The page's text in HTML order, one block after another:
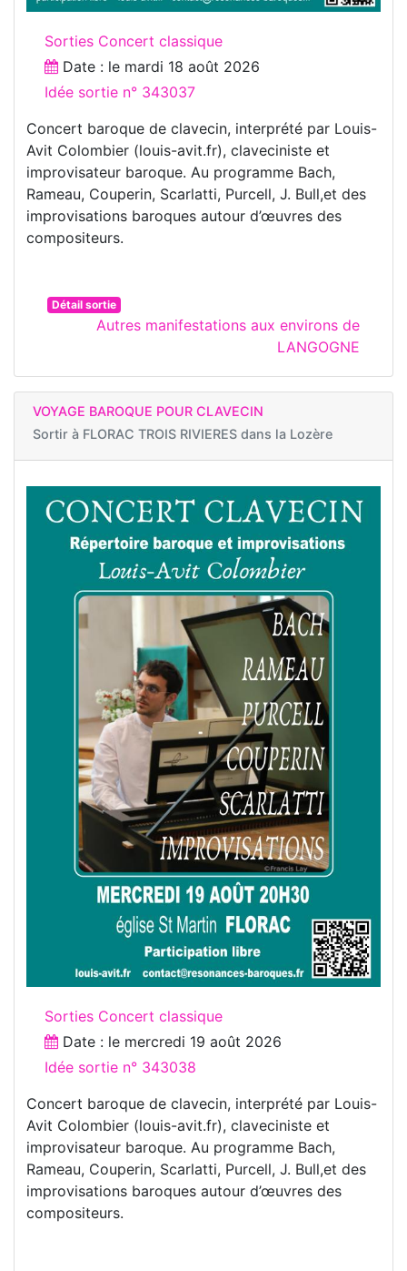
Sorties Concert classique
Date : le mardi 18 août 2026
Idée sortie n° 343037
Concert baroque de clavecin, interprété par Louis-
Avit Colombier (louis-avit.fr), claveciniste et
improvisateur baroque. Au programme Bach,
Rameau, Couperin, Scarlatti, Purcell, J. Bull,et des
improvisations baroques autour d’œuvres des
compositeurs.
Détail sortie
Autres manifestations aux environs de
LANGOGNE
VOYAGE BAROQUE POUR CLAVECIN
Sortir à FLORAC TROIS RIVIERES dans la Lozère
Sorties Concert classique
Date : le mercredi 19 août 2026
Idée sortie n° 343038
Concert baroque de clavecin, interprété par Louis-
Avit Colombier (louis-avit.fr), claveciniste et
improvisateur baroque. Au programme Bach,
Rameau, Couperin, Scarlatti, Purcell, J. Bull,et des
improvisations baroques autour d’œuvres des
compositeurs.